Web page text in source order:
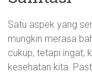
Satu aspek yang
mungkin merasa
cukup, tetapi ingat,
kesehatan kita.